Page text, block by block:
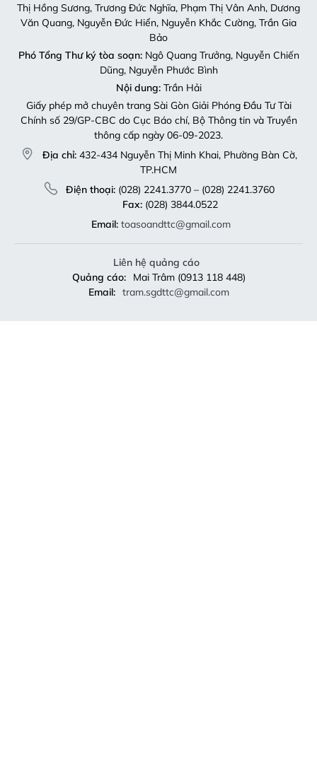
Thị Hồng Sương, Trương Đức Nghĩa, Phạm Thị Vân Anh, Dương
Văn Quang, Nguyễn Đức Hiển, Nguyễn Khắc Cường, Trần Gia
Bảo
Phó Tổng Thư ký tòa soạn:Ngô Quang Trưởng, Nguyễn Chiến
Dũng, Nguyễn Phước Bình
Nội dung:Trần Hải
Giấy phép mở chuyên trang Sài Gòn Giải Phóng Đầu Tư Tài
Chính số 29/GP-CBC do Cục Báo chí, Bộ Thông tin và Truyền
thông cấp ngày 06-09-2023.
Địa chỉ: 432-434 Nguyễn Thị Minh Khai, Phường Bàn Cờ,
TP.HCM
Điện thoại:(028) 2241.3770 – (028) 2241.3760
Fax:(028) 3844.0522
Email: toasoandttc@gmail.com
Liên hệ quảng cáo
Quảng cáo:
Mai Trâm (0913 118 448)
Email: tram.sgdttc@gmail.com